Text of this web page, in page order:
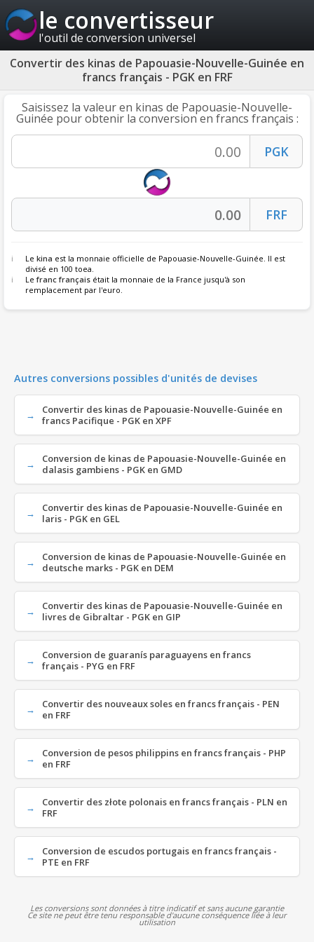
le convertisseur
l'outil de conversion universel
Convertir des kinas de Papouasie-Nouvelle-Guinée en
francs français - PGK en FRF
Saisissez la valeur en kinas de Papouasie-Nouvelle-
Guinée pour obtenir la conversion en francs français :
Le kina est la monnaie officielle de Papouasie-Nouvelle-Guinée. Il est
divisé en 100 toea.
Lefranc français était la monnaie de la France jusqu'à son
remplacement par l'euro.
Autres conversions possibles d'unités de devises
Convertir des kinas de Papouasie-Nouvelle-Guinée en
francs Pacifique - PGK en XPF
Conversion de kinas de Papouasie-Nouvelle-Guinée en
dalasis gambiens - PGK en GMD
Convertir des kinas de Papouasie-Nouvelle-Guinée en
laris - PGK en GEL
Conversion de kinas de Papouasie-Nouvelle-Guinée en
deutsche marks - PGK en DEM
Convertir des kinas de Papouasie-Nouvelle-Guinée en
livres de Gibraltar - PGK en GIP
Conversion de guaranís paraguayens en francs
français - PYG en FRF
Convertir des nouveaux soles en francs français - PEN
en FRF
Conversion de pesos philippins en francs français - PHP
en FRF
Convertir des złote polonais en francs français - PLN en
FRF
Conversion de escudos portugais en francs français -
PTE en FRF
Les conversions sont données à titre indicatif et sans aucune garantie
Ce site ne peut être tenu responsable d'aucune conséquence liée à leur
utilisation